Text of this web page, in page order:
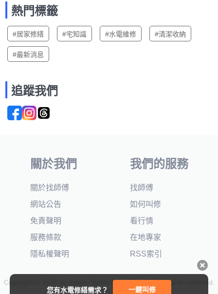
您有水電修繕需求？ 一鍵叫修
熱門標籤
#居家修繕 #宅知識 #水電維修 #清潔收納
#最新消息
追蹤我們
關於我們
關於找師傅
網站公告
免責聲明
服務條款
隱私權聲明
我們的服務
找師傅
如何叫修
看行情
在地專家
RSS索引
Copyright © 2025 by Addcn Technology Co., Ltd. All Rights reserved.